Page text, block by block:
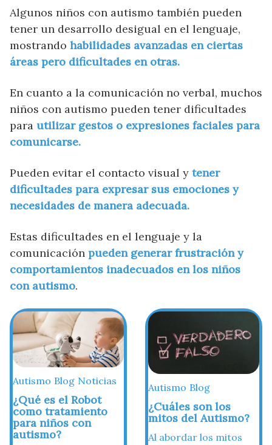
Algunos niños con autismo también pueden
tener un desarrollo desigual en el lenguaje,
mostrando habilidades avanzadas en ciertas
áreas pero dificultades en otras.
En cuanto a la comunicación no verbal, muchos
niños con autismo pueden tener dificultades
para utilizar gestos o expresiones faciales para
comunicarse.
Pueden evitar el contacto visual y tener
dificultades para expresar sus emociones y
necesidades de manera adecuada.
Estas dificultades en el lenguaje y la
comunicación pueden generar frustración y
comportamientos inadecuados en los niños
con autismo.
Autismo Blog Noticias
¿Qué es el Robot
como tratamiento
para niños con
autismo?
Autismo Blog
¿Cuáles son los
mitos del Autismo?
Al abordar los mitos